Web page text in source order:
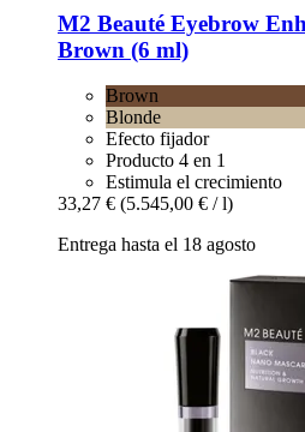
M2 Beauté Eyebrow
Brown (6 ml)
Brown
Blonde
Efecto fijador
Producto 4 en 1
Estimula el crecimiento
33,27 € (5.545,00 € / l)
Entrega hasta el 18 agosto